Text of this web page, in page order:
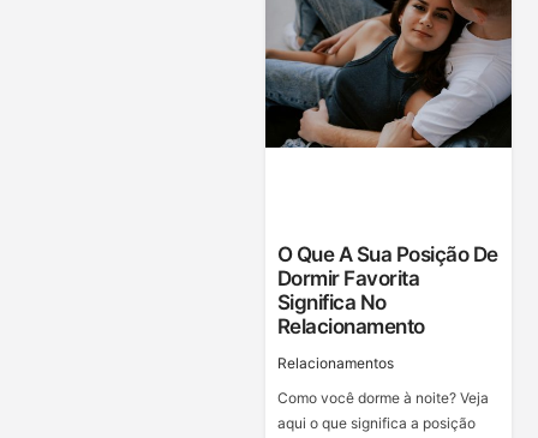
O Que A Sua Posição De
Dormir Favorita
Significa No
Relacionamento
Relacionamentos
Como você dorme à noite? Veja
aqui o que significa a posição